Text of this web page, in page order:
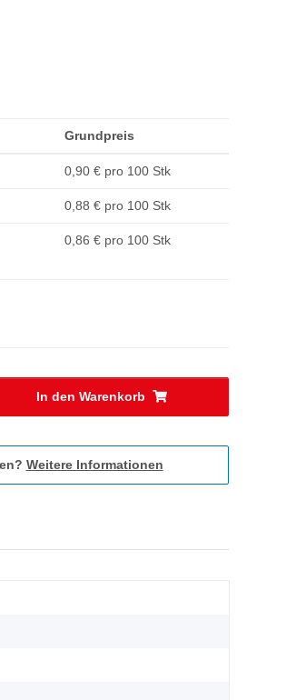
Grundpreis
0,90 € pro 100 Stk
0,88 € pro 100 Stk
0,86 € pro 100 Stk
In den Warenkorb
Weitere Informationen